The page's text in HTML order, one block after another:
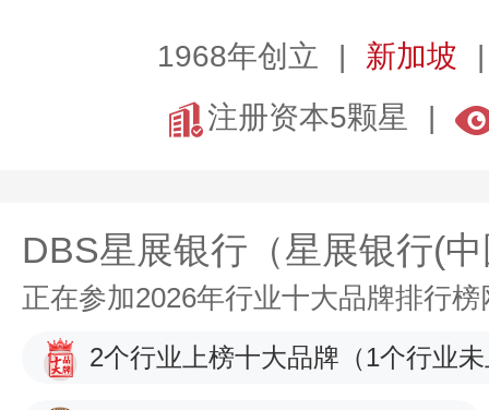
1968年创立
新加坡
注册资本5颗星
DBS星展银行（星展银行(
正在参加2026年行业十大品牌排行
2个行业上榜十大品牌 （1个行业